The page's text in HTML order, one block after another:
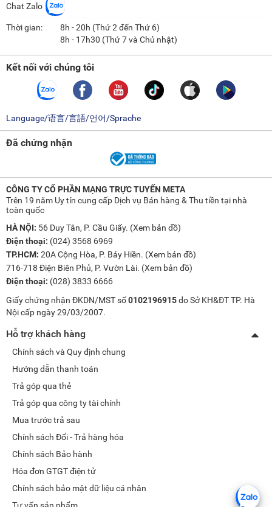
Chat Zalo
Thời gian:
8h - 20h (Thứ 2 đến Thứ 6)
8h - 17h30 (Thứ 7 và Chủ nhật)
Kết nối với chúng tôi
Language/语言/言語/언어/Sprache
Đã chứng nhận
CÔNG TY CỔ PHẦN MẠNG TRỰC TUYẾN META
Trên 19 năm Uy tín cung cấp Dịch vụ Bán hàng & Thu tiền tại nhà
toàn quốc
HÀ NỘI: 56 Duy Tân, P. Cầu Giấy. (Xem bản đồ)
Điện thoại: (024) 3568 6969
TP.HCM: 20A Cộng Hòa, P. Bảy Hiền. (Xem bản đồ)
716-718 Điện Biên Phủ, P. Vườn Lài. (Xem bản đồ)
Điện thoại: (028) 3833 6666
Giấy chứng nhận ĐKDN/MST số0102196915do Sở KH&ĐT TP. Hà
Nội cấp ngày 29/03/2007.
Hỗ trợ khách hàng
Chính sách và Quy định chung
Hướng dẫn thanh toán
Trả góp qua thẻ
Trả góp qua công ty tài chính
Mua trước trả sau
Chính sách Đổi - Trả hàng hóa
Chính sách Bảo hành
Hóa đơn GTGT điện tử
Chính sách bảo mật dữ liệu cá nhân